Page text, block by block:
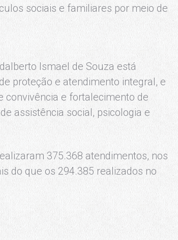
sociais e familiares por meio de
Ismael de Souza está
proteção e atendimento integral, e
convivência e fortalecimento de
assistência social, psicologia e
375.368 atendimentos, nos
do que os 294.385 realizados no